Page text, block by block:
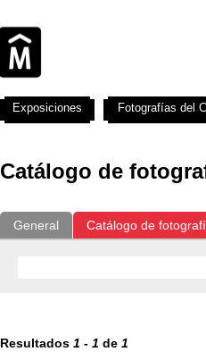
Catálogo de
General Catálogo de
Resultados 1 - 1 de 1
Exposiciones Fotografías del